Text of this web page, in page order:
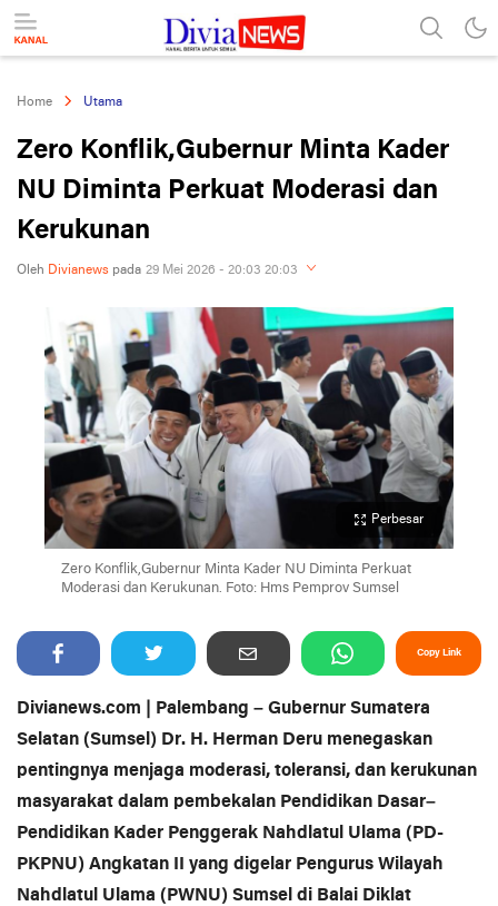
divianews.com
Home Utama
Zero Konflik,Gubernur Minta Kader
NU Diminta Perkuat Moderasi dan
Kerukunan
Oleh Divianews pada 29 Mei 2026 - 20:03 20:03
Perbesar
Zero Konflik,Gubernur Minta Kader NU Diminta Perkuat
Moderasi dan Kerukunan. Foto: Hms Pemprov Sumsel
Copy Link
Divianews.com | Palembang – Gubernur Sumatera
Selatan (Sumsel) Dr. H. Herman Deru menegaskan
pentingnya menjaga moderasi, toleransi, dan kerukunan
masyarakat dalam pembekalan Pendidikan Dasar–
Pendidikan Kader Penggerak Nahdlatul Ulama (PD-
PKPNU) Angkatan II yang digelar Pengurus Wilayah
Nahdlatul Ulama (PWNU) Sumsel di Balai Diklat